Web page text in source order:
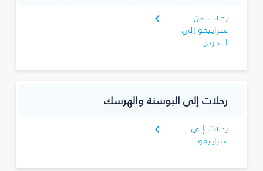
رحلات من
سراييفو إلى
البحرين
رحلات إلى البوسنة والهرسك
رحلات إلى
سراييفو